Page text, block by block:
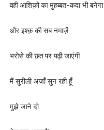
वही आशिक़ों का मुहब्बत-कदा भी बनेगा
और इश्क़ की सब नमाज़ें
भरोसे की छत पर पढ़ी जाएंगी
मैं सुरीली अज़ाँ सुन रही हूँ
मुझे जाने दो